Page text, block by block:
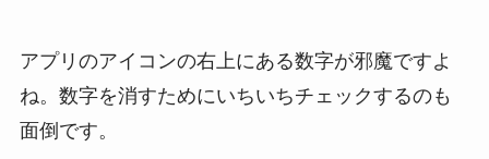
アプリのアイコンの右上にある数字が邪魔ですよ
ね。数字を消すためにいちいちチェックするのも
面倒です。